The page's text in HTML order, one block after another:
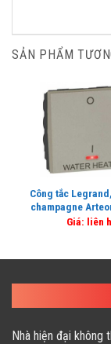
SẢN PHẨM
Công tắc
champagne
Giá: liên
Nhà hiện đại không